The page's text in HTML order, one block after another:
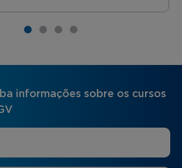
informações sobre os cursos